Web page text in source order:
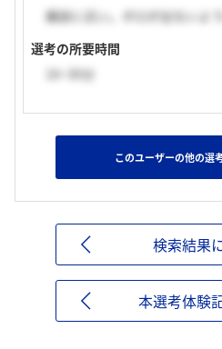
雑談に近い。ボロが出ないよう
選考の所要時間
16~30分
このユーザーの他の選
検索結果
本選考体験